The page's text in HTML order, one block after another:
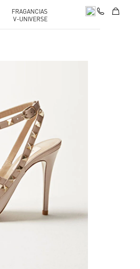
FRAGANCIAS
V-UNIVERSE